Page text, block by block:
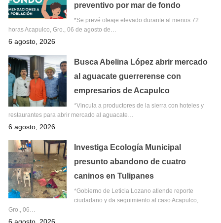
preventivo por mar de fondo
*Se prevé oleaje elevado durante al menos 72
horas Acapulco, Gro., 06 de agosto de…
6 agosto, 2026
Busca Abelina López abrir mercado
al aguacate guerrerense con
empresarios de Acapulco
*Vincula a productores de la sierra con hoteles y
restaurantes para abrir mercado al aguacate…
6 agosto, 2026
Investiga Ecología Municipal
presunto abandono de cuatro
caninos en Tulipanes
*Gobierno de Leticia Lozano atiende reporte
ciudadano y da seguimiento al caso Acapulco,
Gro., 06…
6 agosto, 2026